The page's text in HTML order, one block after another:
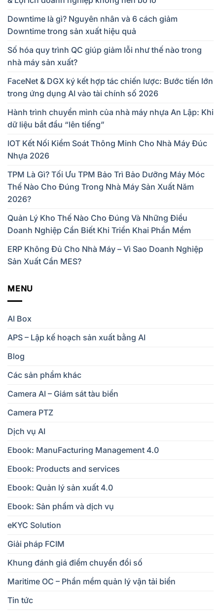
Downtime là gì? Nguyên nhân và 6 cách giảm
Downtime trong sản xuất hiệu quả
Số hóa quy trình QC giúp giảm lỗi như thế nào trong
nhà máy sản xuất?
FaceNet & DGX ký kết hợp tác chiến lược: Bước tiến lớn
trong ứng dụng AI vào tài chính số 2026
Hành trình chuyển mình của nhà máy nhựa An Lập: Khi
dữ liệu bắt đầu “lên tiếng”
IOT Kết Nối Kiểm Soát Thông Minh Cho Nhà Máy Đúc
Nhựa 2026
TPM Là Gì? Tối Ưu TPM Bảo Trì Bảo Dưỡng Máy Móc
Thế Nào Cho Đúng Trong Nhà Máy Sản Xuất Năm
2026?
Quản Lý Kho Thế Nào Cho Đúng Và Những Điều
Doanh Nghiệp Cần Biết Khi Triển Khai Phần Mềm
ERP Không Đủ Cho Nhà Máy – Vì Sao Doanh Nghiệp
Sản Xuất Cần MES?
MENU
AI Box
APS – Lập kế hoạch sản xuất bằng AI
Blog
Các sản phẩm khác
Camera AI – Giám sát tàu biển
Camera PTZ
Dịch vụ AI
Ebook: ManuFacturing Management 4.0
Ebook: Products and services
Ebook: Quản lý sản xuất 4.0
Ebook: Sản phẩm và dịch vụ
eKYC Solution
Giải pháp FCIM
Khung đánh giá điểm chuyển đổi số
Maritime OC – Phần mềm quản lý vận tải biển
Tin tức